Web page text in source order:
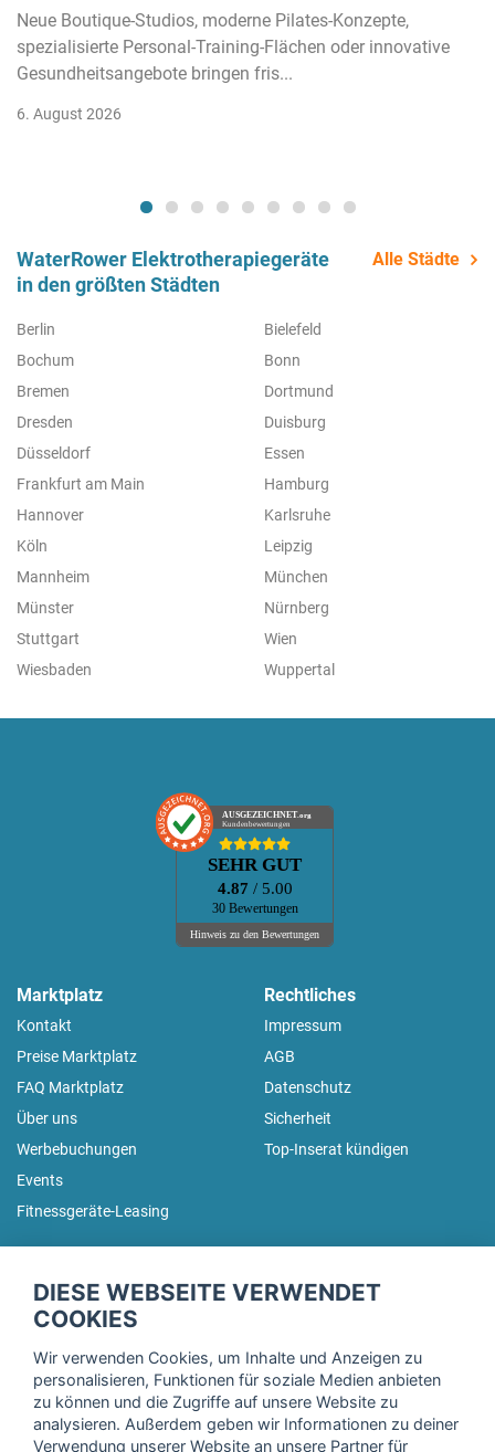
Neue Boutique-Studios, moderne Pilates-Konzepte,
spezialisierte Personal-Training-Flächen oder innovative
Gesundheitsangebote bringen fris...
6. August 2026
WaterRower Elektrotherapiegeräte
in den größten Städten
Alle Städte
Berlin
Bielefeld
Bochum
Bonn
Bremen
Dortmund
Dresden
Duisburg
Düsseldorf
Essen
Frankfurt am Main
Hamburg
Hannover
Karlsruhe
Köln
Leipzig
Mannheim
München
Münster
Nürnberg
Stuttgart
Wien
Wiesbaden
Wuppertal
AUSGEZEICHNET.org
Kundenbewertungen
SEHR GUT
4.87 / 5.00
30 Bewertungen
Hinweis zu den Bewertungen
Marktplatz
Kontakt
Preise Marktplatz
FAQ Marktplatz
Über uns
Werbebuchungen
Events
Fitnessgeräte-Leasing
Rechtliches
Impressum
AGB
Datenschutz
Sicherheit
Top-Inserat kündigen
Trage dich hier für unseren Newsletter ein und erhalte regelmäßig
Ich stimme der Verarbeitung meiner Daten, wie in der
DIESE WEBSEITE VERWENDET
COOKIES
Wir verwenden Cookies, um Inhalte und Anzeigen zu
personalisieren, Funktionen für soziale Medien anbieten
zu können und die Zugriffe auf unsere Website zu
analysieren. Außerdem geben wir Informationen zu deiner
Verwendung unserer Website an unsere Partner für